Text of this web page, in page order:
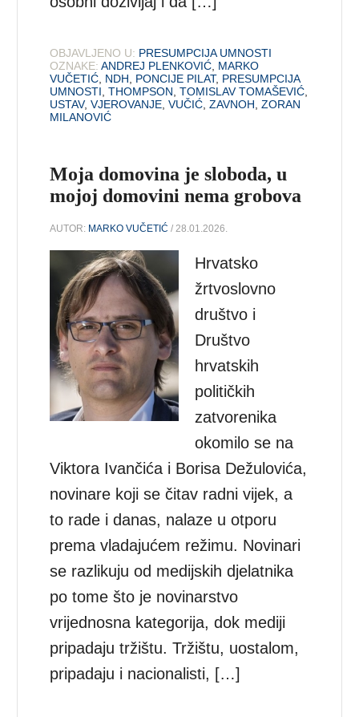
OBJAVLJENO U: PRESUMPCIJA UMNOSTI
OZNAKE: ANDREJ PLENKOVIĆ MARKO
VUČETIĆ NDH PONCIJE PILAT, PRESUMPCIJA
UMNOSTI ,THOMPSON ,TOMISLAV TOMAŠEVIĆ
USTAV,VJEROVANJE ,VUČIĆ ,ZAVNOH ,ZORAN
MILANOVIĆ
Moja domovina je sloboda, u
mojoj domovini nema grobova
AUTOR: MARKO VUČETIĆ / 28.01.2026.
Hrvatsko
žrtvoslovno
društvo i
Društvo
hrvatskih
političkih
zatvorenika
okomilo se na
Viktora Ivančića i Borisa Dežulovića,
novinare koji se čitav radni vijek, a
to rade i danas, nalaze u otporu
prema vladajućem režimu. Novinari
se razlikuju od medijskih djelatnika
po tome što je novinarstvo
vrijednosna kategorija, dok mediji
pripadaju tržištu. Tržištu, uostalom,
pripadaju i nacionalisti, […]